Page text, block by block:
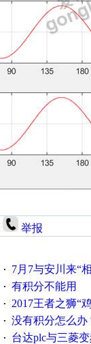
举报
· 7月7与安川来“
· 有积分不能用
· 2017王者之狮“鸡”情签到
· 没有积分怎么办
· 台达plc与三菱